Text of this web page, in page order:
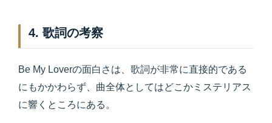
4. 歌詞の考察
Be My Loverの面白さは、歌詞が非常に直接的である
にもかかわらず、曲全体としてはどこかミステリアス
に響くところにある。